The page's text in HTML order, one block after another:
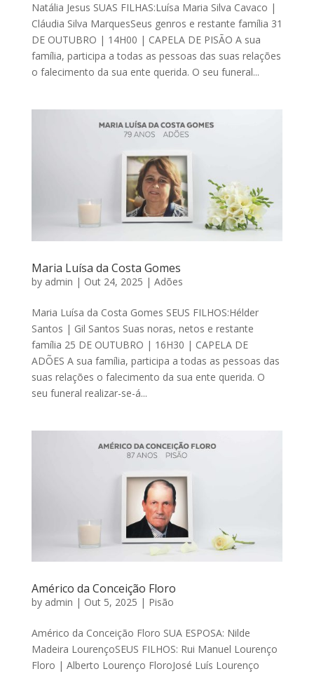
Natália Jesus SUAS FILHAS:Luísa Maria Silva Cavaco |
Cláudia Silva MarquesSeus genros e restante família 31
DE OUTUBRO | 14H00 | CAPELA DE PISÃO A sua
família, participa a todas as pessoas das suas relações
o falecimento da sua ente querida. O seu funeral...
Maria Luísa da Costa Gomes
by admin | Out 24, 2025 | Adões
Maria Luísa da Costa Gomes SEUS FILHOS:Hélder
Santos | Gil Santos Suas noras, netos e restante
família 25 DE OUTUBRO | 16H30 | CAPELA DE
ADÕES A sua família, participa a todas as pessoas das
suas relações o falecimento da sua ente querida. O
seu funeral realizar-se-á...
Américo da Conceição Floro
by admin | Out 5, 2025 | Pisão
Américo da Conceição Floro SUA ESPOSA: Nilde
Madeira LourençoSEUS FILHOS: Rui Manuel Lourenço
Floro | Alberto Lourenço FloroJosé Luís Lourenço